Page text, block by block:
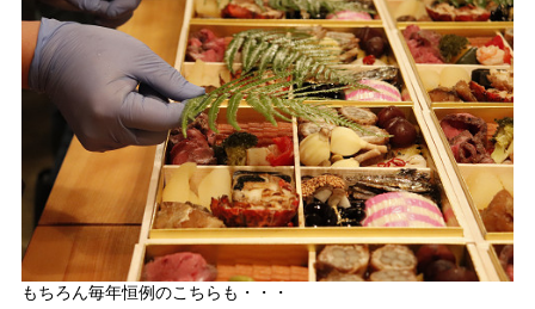
もちろん毎年恒例のこちらも・・・